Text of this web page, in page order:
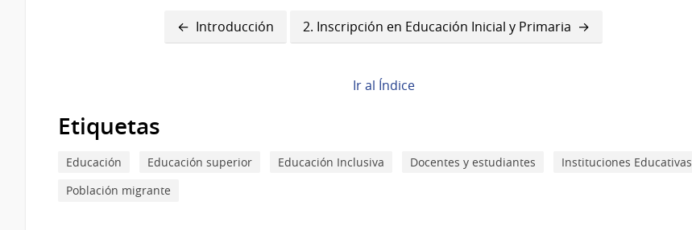
transversales
Book
para
1.
Sistema
Introducción 2. Inscripción en Educación Inicial y Primaria
Ir al Índice
Etiquetas
Educación Educación superior Educación Inclusiva Docentes y estudiantes
Instituciones Educativas
Población migrante